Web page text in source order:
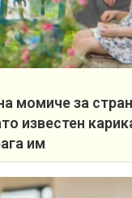
момиче за
известен
им